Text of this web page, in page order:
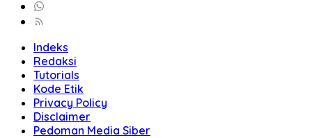
Indeks
Redaksi
Tutorials
Kode Etik
Privacy Policy
Disclaimer
Pedoman Media Siber